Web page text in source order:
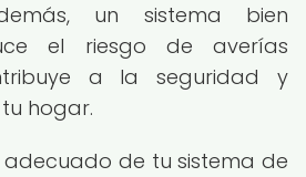
un sistema bien
el riesgo de averías
a la seguridad y
hogar.
adecuado de tu sistema de